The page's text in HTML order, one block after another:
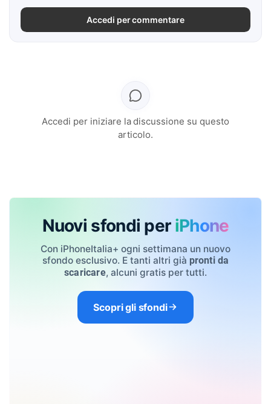
Accedi per commentare
Accedi per iniziare la discussione su questo
articolo.
Nuovi sfondi per iPhone
Con iPhoneItalia+ ogni settimana un nuovo
sfondo esclusivo. E tanti altri già pronti da
scaricare, alcuni gratis per tutti.
Scopri gli sfondi